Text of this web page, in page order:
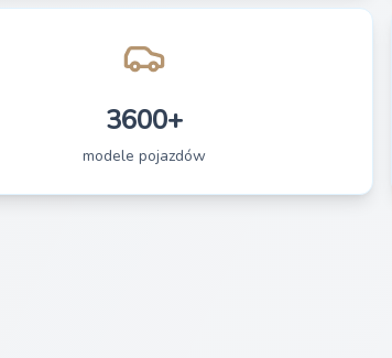
3600+
modele pojazdów